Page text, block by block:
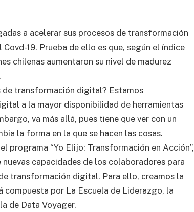
a acelerar sus procesos de transformación
19. Prueba de ello es que, según el índice
chilenas aumentaron su nivel de madurez
de transformación digital? Estamos
a la mayor disponibilidad de herramientas
va más allá, pues tiene que ver con un
la forma en la que se hacen las cosas.
programa “Yo Elijo: Transformación en Acción”,
capacidades de los colaboradores para
transformación digital. Para ello, creamos la
por La Escuela de Liderazgo, la
de Data Voyager.